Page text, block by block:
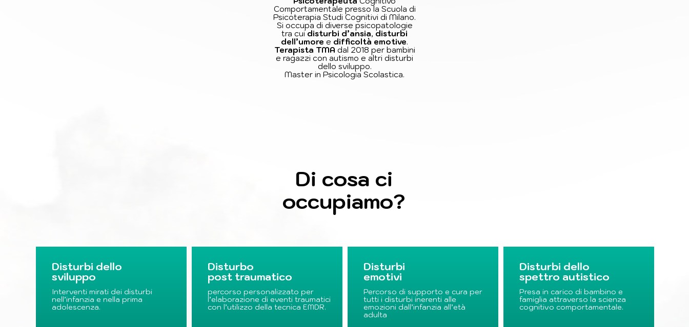
Comportamentale presso la Scuola di
Psicoterapia Studi Cognitivi di Milano.
Si occupa di diverse psicopatologie
tra cui disturbi d’ansia, disturbi
dell’umore e difficoltà emotive.
Terapista TMA dal 2018 per bambini
e ragazzi con autismo e altri disturbi
dello sviluppo.
Master in Psicologia Scolastica.
Di cosa ci
occupiamo?
Disturbi dello
sviluppo
Interventi mirati dei disturbi
nell’infanzia e nella prima
adolescenza.
Disturbo
post traumatico
percorso personalizzato per
l’elaborazione di eventi traumatici
con l’utilizzo della tecnica EMDR.
Disturbi
emotivi
Percorso di supporto e cura per
tutti i disturbi inerenti alle
emozioni dall’infanzia all’età
adulta
Disturbi dello
spettro autistico
Presa in carico di bambino e
famiglia attraverso la scienza
cognitivo comportamentale.